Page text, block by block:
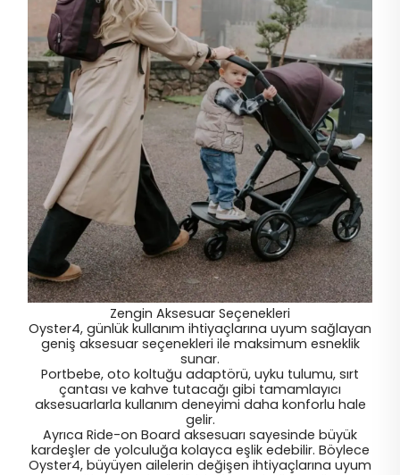
Zengin Aksesuar Seçenekleri
Oyster4, günlük kullanım ihtiyaçlarına uyum sağlayan
geniş aksesuar seçenekleri ile maksimum esneklik
sunar.
Portbebe, oto koltuğu adaptörü, uyku tulumu, sırt
çantası ve kahve tutacağı gibi tamamlayıcı
aksesuarlarla kullanım deneyimi daha konforlu hale
gelir.
Ayrıca Ride-on Board aksesuarı sayesinde büyük
kardeşler de yolculuğa kolayca eşlik edebilir. Böylece
Oyster4, büyüyen ailelerin değişen ihtiyaçlarına uyum